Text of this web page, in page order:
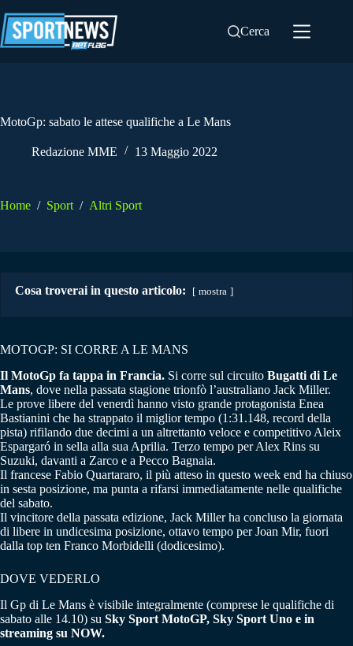
al
contenuto
Cerca
MotoGp: sabato le attese qualifiche a Le Mans
Redazione MME 13 Maggio 2022
Home / Sport / Altri Sport
Cosa troverai in questo articolo: mostra
MOTOGP: SI CORRE A LE MANS
Il MotoGp fa tappa in Francia. Si corre sul circuito Bugatti di Le
Mans, dove nella passata stagione trionfò l’australiano Jack Miller.
Le prove libere del venerdì hanno visto grande protagonista Enea
Bastianini che ha strappato il miglior tempo (1:31.148, record della
pista) rifilando due decimi a un altrettanto veloce e competitivo Aleix
Espargaró in sella alla sua Aprilia. Terzo tempo per Alex Rins su
Suzuki, davanti a Zarco e a Pecco Bagnaia.
Il francese Fabio Quartararo, il più atteso in questo week end ha chiuso
in sesta posizione, ma punta a rifarsi immediatamente nelle qualifiche
del sabato.
Il vincitore della passata edizione, Jack Miller ha concluso la giornata
di libere in undicesima posizione, ottavo tempo per Joan Mir, fuori
dalla top ten Franco Morbidelli (dodicesimo).
DOVE VEDERLO
Il Gp di Le Mans è visibile integralmente (comprese le qualifiche di
sabato alle 14.10) su Sky Sport MotoGP, Sky Sport Uno e in
streaming su NOW.